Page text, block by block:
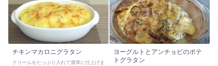
セを作る際にできるマロンペーストを使っ
て作られたようで、1800年代初頭より、
その名が登場します。
チキンマカロニグラタン
クリームをたっぷり入れて濃厚に仕上げま
ヨーグルトとアンチョビのポテ
トグラタン